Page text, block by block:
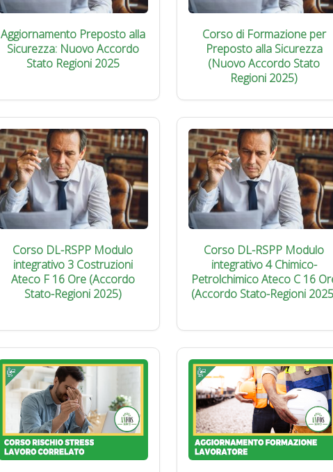
Aggiornamento Preposto alla
Sicurezza: Nuovo Accordo
Stato Regioni 2025
Corso di Formazione per
Preposto alla Sicurezza
(Nuovo Accordo Stato
Regioni 2025)
Corso DL-RSPP Modulo
integrativo 3 Costruzioni
Ateco F 16 Ore (Accordo
Stato-Regioni 2025)
Corso DL-RSPP Modulo
integrativo 4 Chimico-
Petrolchimico Ateco C 16
(Accordo Stato-Regioni